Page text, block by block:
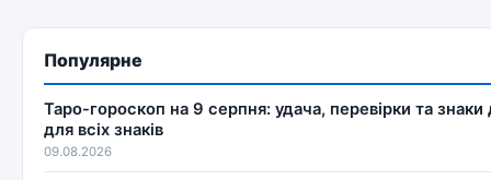
Популярне
Таро-гороскоп на 9 серпня: удача, перевірки та знаки
для всіх знаків
09.08.2026